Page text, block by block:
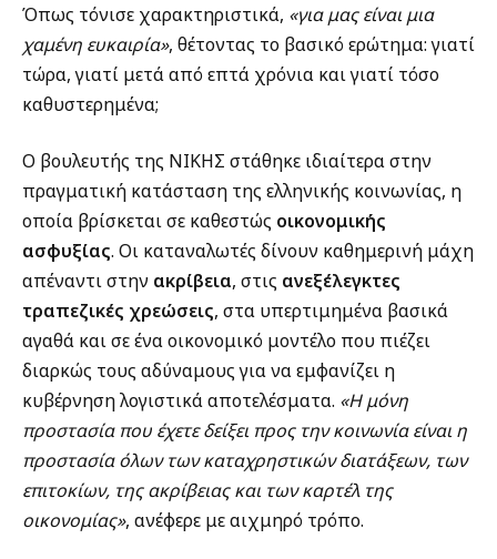
Όπως τόνισε χαρακτηριστικά, «για μας είναι μια
χαμένη ευκαιρία», θέτοντας το βασικό ερώτημα: γιατί
τώρα, γιατί μετά από επτά χρόνια και γιατί τόσο
καθυστερημένα;
Ο βουλευτής της ΝΙΚΗΣ στάθηκε ιδιαίτερα στην
πραγματική κατάσταση της ελληνικής κοινωνίας, η
οποία βρίσκεται σε καθεστώς οικονομικής
ασφυξίας. Οι καταναλωτές δίνουν καθημερινή μάχη
απέναντι στην ακρίβεια, στις ανεξέλεγκτες
τραπεζικές χρεώσεις, στα υπερτιμημένα βασικά
αγαθά και σε ένα οικονομικό μοντέλο που πιέζει
διαρκώς τους αδύναμους για να εμφανίζει η
κυβέρνηση λογιστικά αποτελέσματα. «Η μόνη
προστασία που έχετε δείξει προς την κοινωνία είναι η
προστασία όλων των καταχρηστικών διατάξεων, των
επιτοκίων, της ακρίβειας και των καρτέλ της
οικονομίας», ανέφερε με αιχμηρό τρόπο.